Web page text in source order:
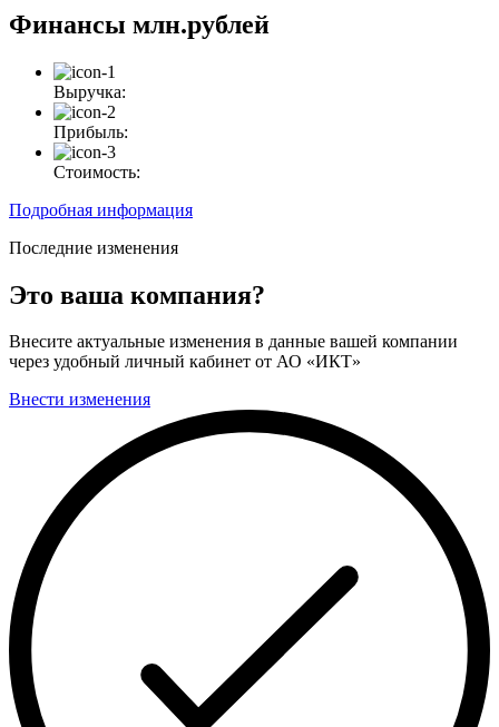
Финансы млн.рублей
Выручка:
Прибыль:
Стоимость:
Подробная информация
Последние изменения
Это ваша компания?
Внесите актуальные изменения в данные вашей компании
через удобный личный кабинет от АО «ИКТ»
Внести изменения